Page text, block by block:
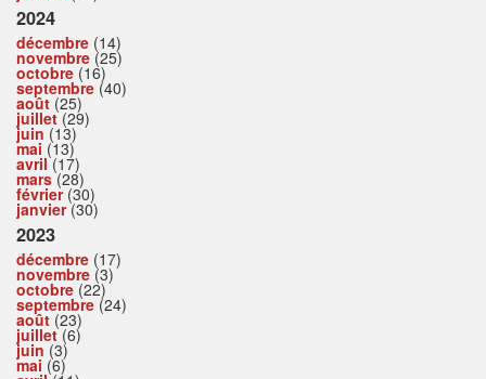
2024
décembre (14)
novembre (25)
octobre (16)
septembre (40)
août (25)
juillet(29)
juin (13)
mai (13)
avril(17)
mars(28)
février(30)
janvier(30)
2023
décembre (17)
novembre (3)
octobre (22)
septembre (24)
août (23)
juillet(6)
juin (3)
mai (6)